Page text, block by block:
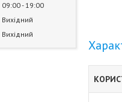
09:00 19:00
Вихідний
Вихідний